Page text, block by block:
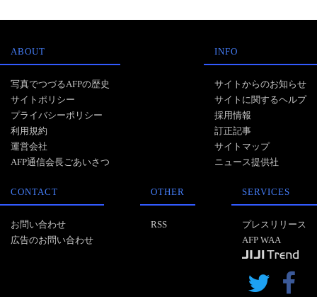
ABOUT
写真でつづるAFPの歴史
サイトポリシー
プライバシーポリシー
利用規約
運営会社
AFP通信会長ごあいさつ
INFO
サイトからのお知らせ
サイトに関するヘルプ
採用情報
訂正記事
サイトマップ
ニュース提供社
CONTACT
お問い合わせ
広告のお問い合わせ
OTHER
RSS
SERVICES
プレスリリース
AFP WAA